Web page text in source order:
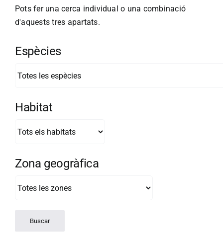
Pots fer una cerca individual o una combinació
d'aquests tres apartats.
Espècies
Habitat
Zona geogràfica